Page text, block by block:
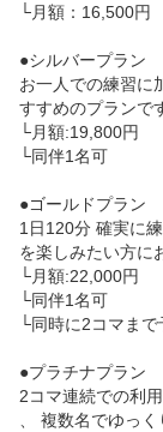
└月額：16,500円
●シルバープラン
お一人での練習に
すすめのプランで
└月額:19,800円
└同伴1名可
●ゴールドプラン
1日120分 確実に
を楽しみたい方に
└月額:22,000円
└同伴1名可
└同時に2コマま
●プラチナプラン
2コマ連続での利
、 複数名でゆっ